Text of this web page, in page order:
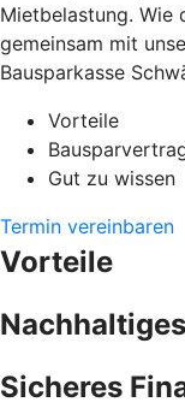
Mietbelastung. Wie
gemeinsam mit
Bausparkasse
Vorteile
Gut zu wissen
Termin vereinbaren
Vorteile
Sicheres